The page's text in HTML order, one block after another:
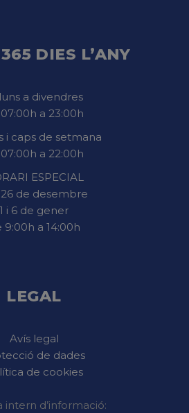
DIES L’ANY
a divendres
a 23:00h
i caps de setmana
a 22:00h
ESPECIAL
26 de desembre
1 i 6 de gener
9:00h a 14:00h
LEGAL
Avís legal
de dades
de cookies
intern d’informació: